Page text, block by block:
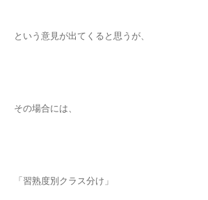
という意見が出てくると思うが、
その場合には、
「習熟度別クラス分け」